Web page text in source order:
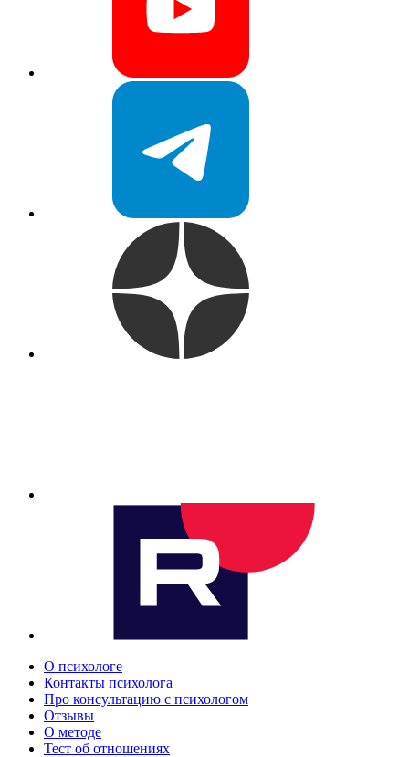
О психологе
Контакты психолога
Про консультацию с психологом
Отзывы
О методе
Тест об отношениях